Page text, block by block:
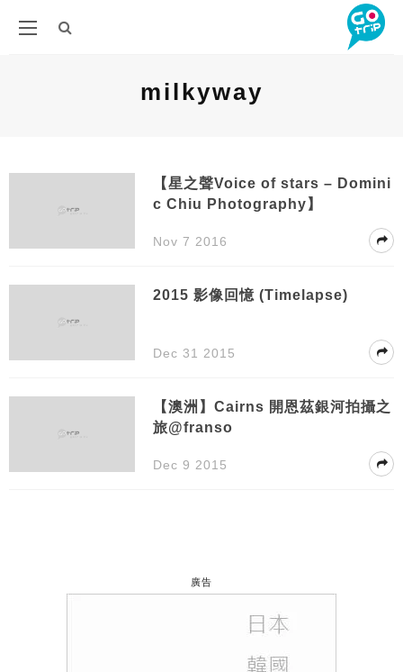
‎milkyway
【星之聲Voice of stars – Domini
c Chiu Photography】
Nov 7 2016
2015 影像回憶 (Timelapse)
Dec 31 2015
【澳洲】Cairns 開恩茲銀河拍攝之
旅@franso
Dec 9 2015
廣告